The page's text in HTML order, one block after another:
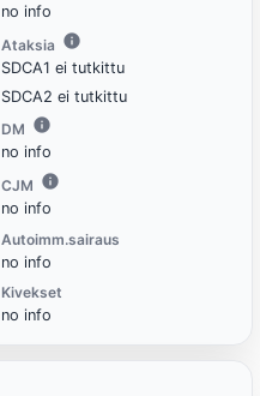
no info
Ataksia
SDCA1 ei tutkittu
SDCA2 ei tutkittu
DM
no info
CJM
no info
Autoimm.sairaus
no info
Kivekset
no info